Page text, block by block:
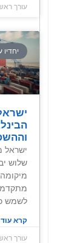
עורך
ישראל
שלוש
לשמש
קרא
עורך